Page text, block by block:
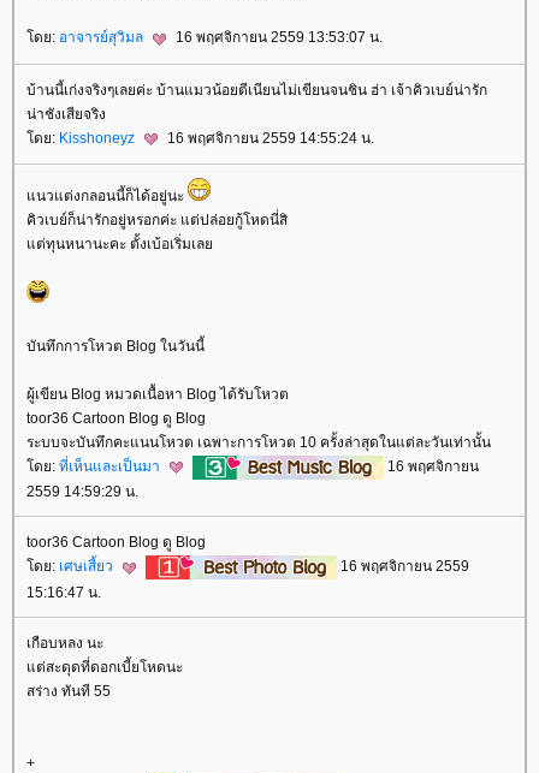
ดย: อาจารย์สุวิมล 16 พฤศจิกายน 2559 13:53:07 น.
บ้านนี้เก่งจริงๆเลยค่ะ บ้านแมวน้อยตีเนียนไม่เขียนจนชิน ฮ่า เจ้าคิวเบย์น่ารัก
น่าชังเสียจริง
ดย: Kisshoneyz 16 พฤศจิกายน 2559 14:55:24 น.
นวแต่งกลอนนี้ก็ได้อยู่นะ
คิวเบย์ก็น่ารักอยู่หรอกค่ะ แต่ปล่อยกู้โหดนี่สิ
ต่ทุนหนานะคะ ตั้งเบ้อเริ่มเล
บันทึกการโหวต Blog ในวันนี้
ผู้เขียน Blog หมวดเนื้อหา Blog ได้รับโหวต
toor36 Cartoon Blog ดู Blog
ระบบจะบันทึกคะแนนโหวต เฉพาะการโหวต 10 ครั้งล่าสุดในแต่ละวันเท่านั้น
ดย: ที่เห็นและเป็นมา
16 พฤศจิกายน
2559 14:59:29 น.
toor36 Cartoon Blog ดู Blog
ดย: เศษเสี้ยว
16 พฤศจิกายน 2559
15:16:47 น.
เกือบหลง นะ
ต่สะดุดที่ดอกเบี้ยโหดนะ
สร่าง ทันที 55
+